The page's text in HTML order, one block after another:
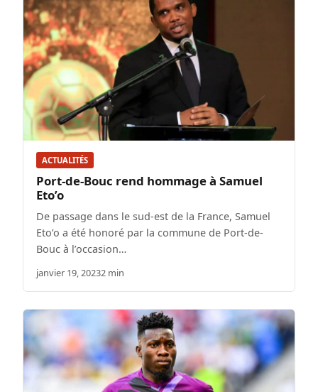
ACTUALITÉS
Port-de-Bouc rend hommage à Samuel
Eto’o
De passage dans le sud-est de la France, Samuel
Eto’o a été honoré par la commune de Port-de-
Bouc à l’occasion…
janvier 19, 20232 min